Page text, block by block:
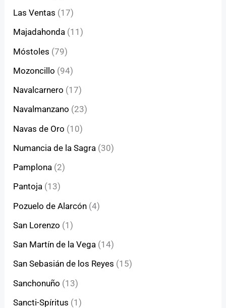
Las Ventas (17)
Majadahonda (11)
Móstoles (79)
Mozoncillo (94)
Navalcarnero (17)
Navalmanzano (23)
Navas de Oro (10)
Numancia de la Sagra (30)
Pamplona (2)
Pantoja (13)
Pozuelo de Alarcón (4)
San Lorenzo (1)
San Martín de la Vega (14)
San Sebasián de los Reyes (15)
Sanchonuño (13)
Sancti-Spíritus (1)